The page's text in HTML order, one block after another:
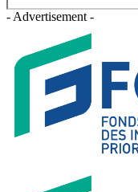
- Advertisement -